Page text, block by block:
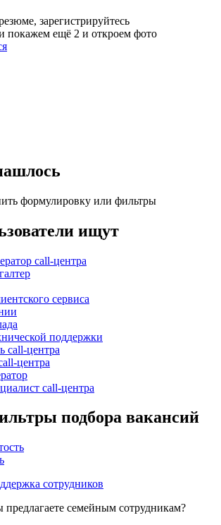
зарегистрируйтесь
покажем ещё 2 и откроем фото
формулировку или фильтры
ищут
call-центра
сервиса
поддержки
call-центра
центра
call-центра
подбора вакансий
сотрудников
предлагаете семейным сотрудникам?